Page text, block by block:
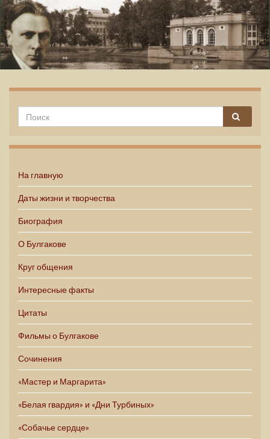
На главную
Даты жизни и творчества
Биография
О Булгакове
Круг общения
Интересные факты
Цитаты
Фильмы о Булгакове
Сочинения
«Мастер и Маргарита»
«Белая гвардия» и «Дни Турбиных»
«Собачье сердце»